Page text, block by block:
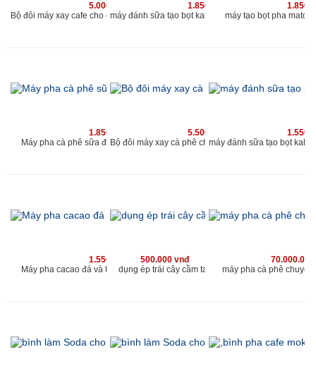
5.000.000 vnđ
1.850.000 vnđ
máy tạo bọt pha
1.850.000 vnđ
Máy pha cà phê sữa đá và cacao sữa đá kahchan
5.500.000 vnđ
1.550.000 vnđ
Máy pha cacao đá và trà sữa đá kahchan EP2178
500.000 vnđ
dụng ép trái cây cầm tay
máy pha cà phê